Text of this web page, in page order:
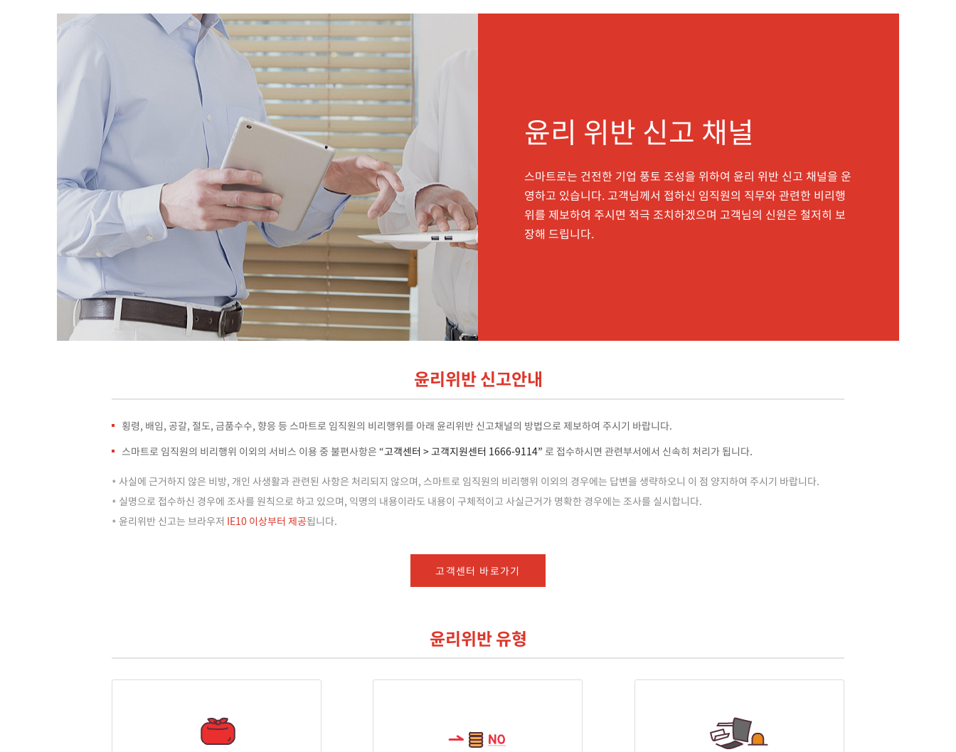
윤리 위반 신고 채널
스마트로는 건전한 기업 풍토 조성을 위하여 윤리 위반 신고 채널을 운
영하고 있습니다.고객님께서 접하신 임직원의 직무와 관련한 비리행
위를 제보하여 주시면 적극 조치하겠으며 고객님의 신원은 철저히 보
장해 드립니다.
윤리위반 신고안내
횡령, 배임, 공갈, 절도, 금품수수, 향응 등 스마트로 임직원의 비리행위를 아래 윤리위반 신고채널의 방법으로 제보하여 주시기 바랍니다.
스마트로 임직원의 비리행위 이외의 서비스 이용 중 불편사항은 “고객센터 > 고객지원센터 1666-9114” 로 접수하시면 관련부서에서 신속히 처리가 됩니다.
사실에 근거하지 않은 비방, 개인 사생활과 관련된 사항은 처리되지 않으며, 스마트로 임직원의 비리행위 이외의 경우에는 답변을 생략하오니 이 점 양지하여 주시기 바랍니다.
실명으로 접수하신 경우에 조사를 원칙으로 하고 있으며, 익명의 내용이라도 내용이 구체적이고 사실근거가 명확한 경우에는 조사를 실시합니다.
윤리위반 신고는 브라우저 IE10 이상부터 제공됩니다.
고객센터 바로가기
윤리위반 유형